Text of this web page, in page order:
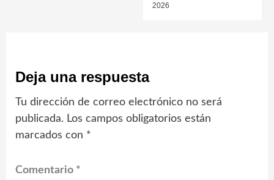
2026
Deja una respuesta
Tu dirección de correo electrónico no será
publicada. Los campos obligatorios están
marcados con *
Comentario *